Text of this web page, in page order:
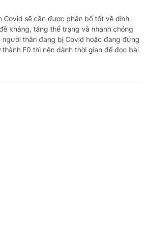
Covid sẽ cần được phân bố tốt về dinh
kháng, tăng thể trạng và nhanh chóng
người thân đang bị Covid hoặc đang đứng
F0 thì nên dành thời gian để đọc bài